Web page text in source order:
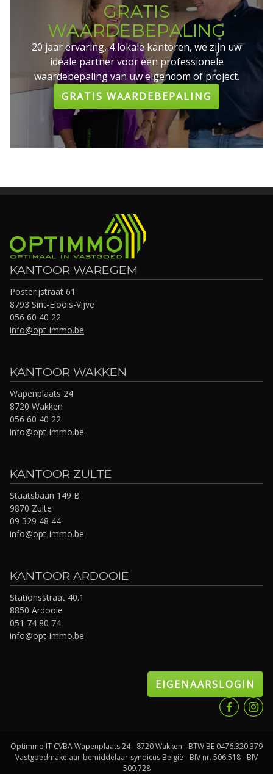
GRATIS
WAARDEBEPALING
20 jaar ervaring, 4 lokale kantoren, we zijn uw
ideale partner voor een professionele
waardebepaling van uw eigendom of project.
GRATIS WAARDEBEPALING
KANTOOR WAREGEM
Posterijstraat 61
8793 Sint-Eloois-Vijve
056 60 40 22
info@opt-immo.be
KANTOOR WAKKEN
Wapenplaats 24
8720 Wakken
056 60 40 22
info@opt-immo.be
KANTOOR ZULTE
Staatsbaan 149 B
9870 Zulte
09 329 48 44
info@opt-immo.be
KANTOOR ARDOOIE
Stationsstraat 40.1
8850 Ardooie
051 74 80 74
info@opt-immo.be
EIGENAARSLOGIN
Optimmo IT CVBA Wapenplaats 24 - 8720 Wakken - BTW BE 0476.320.379
Vastgoedmakelaar-bemiddelaar-syndicus België - BIV nr. 506.518 - BIV
509.728